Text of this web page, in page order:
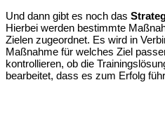
Und dann gibt es noch das
Hierbei werden bestimmte
Zielen zugeordnet. Es wird in
Maßnahme für welches Ziel
kontrollieren, ob die
bearbeitet, dass es zum Erfolg